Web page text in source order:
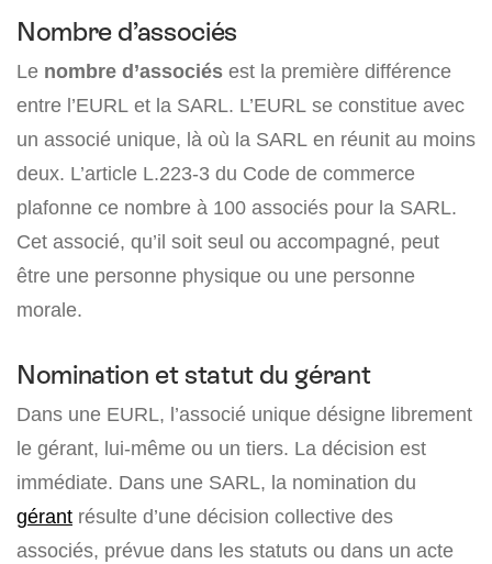
Nombre d’associés
Le nombre d’associés est la première différence
entre l’EURL et la SARL. L’EURL se constitue avec
un associé unique, là où la SARL en réunit au moins
deux. L’article L.223-3 du Code de commerce
plafonne ce nombre à 100 associés pour la SARL.
Cet associé, qu’il soit seul ou accompagné, peut
être une personne physique ou une personne
morale.
Nomination et statut du gérant
Dans une EURL, l’associé unique désigne librement
le gérant, lui-même ou un tiers. La décision est
immédiate. Dans une SARL, la nomination du
gérant résulte d’une décision collective des
associés, prévue dans les statuts ou dans un acte